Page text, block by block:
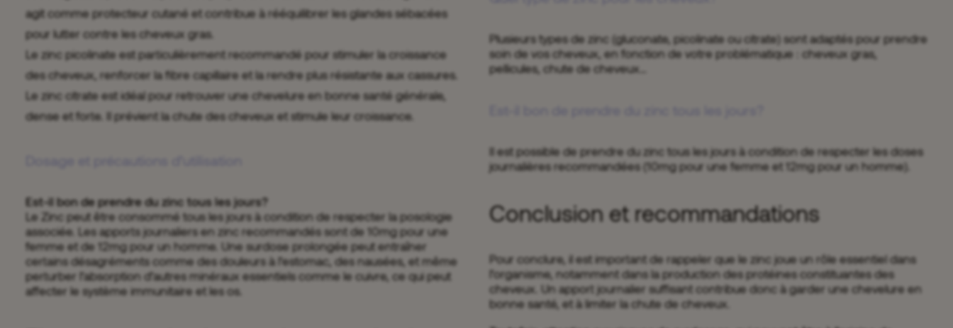
agit comme protecteur cutané et contribue à rééquilibrer les glandes sébacées
pour lutter contre les cheveux gras.
Le zinc picolinate est particulièrement recommandé pour stimuler la croissance
des cheveux, renforcer la fibre capillaire et la rendre plus résistante aux cassures.
Le zinc citrate est idéal pour retrouver une chevelure en bonne santé générale,
dense et forte. Il prévient la chute des cheveux et stimule leur croissance.
Est-il bon de prendre du zinc tous les jours?
Le Zinc peut être consommé tous les jours à condition de respecter la posologie
associée. Les apports journaliers en zinc recommandés sont de 10mg pour une
femme et de 12mg pour un homme. Une surdose prolongée peut entraîner
certains désagréments comme des douleurs à l’estomac, des nausées, et même
perturber l’absorption d’autres minéraux essentiels comme le cuivre, ce qui peut
affecter le système immunitaire et les os.
Plusieurs types de zinc (gluconate, picolinate ou citrate) sont adaptés pour prendre
soin de vos cheveux, en fonction de votre problématique : cheveux gras,
pellicules, chute de cheveux…
Il est possible de prendre du zinc tous les jours à condition de respecter les doses
journalières recommandées (10mg pour une femme et 12mg pour un homme).
Conclusion et recommandations
Pour conclure, il est important de rappeler que le zinc joue un rôle essentiel dans
l’organisme, notamment dans la production des protéines constituantes des
cheveux. Un apport journalier suffisant contribue donc à garder une chevelure en
bonne santé, et à limiter la chute de cheveux.